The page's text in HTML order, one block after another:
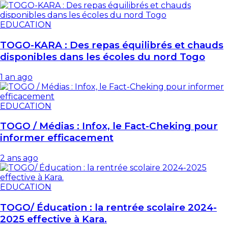
EDUCATION
TOGO-KARA : Des repas équilibrés et chauds
disponibles dans les écoles du nord Togo
1 an ago
EDUCATION
TOGO / Médias : Infox, le Fact-Cheking pour
informer efficacement
2 ans ago
EDUCATION
TOGO/ Éducation : la rentrée scolaire 2024-
2025 effective à Kara.